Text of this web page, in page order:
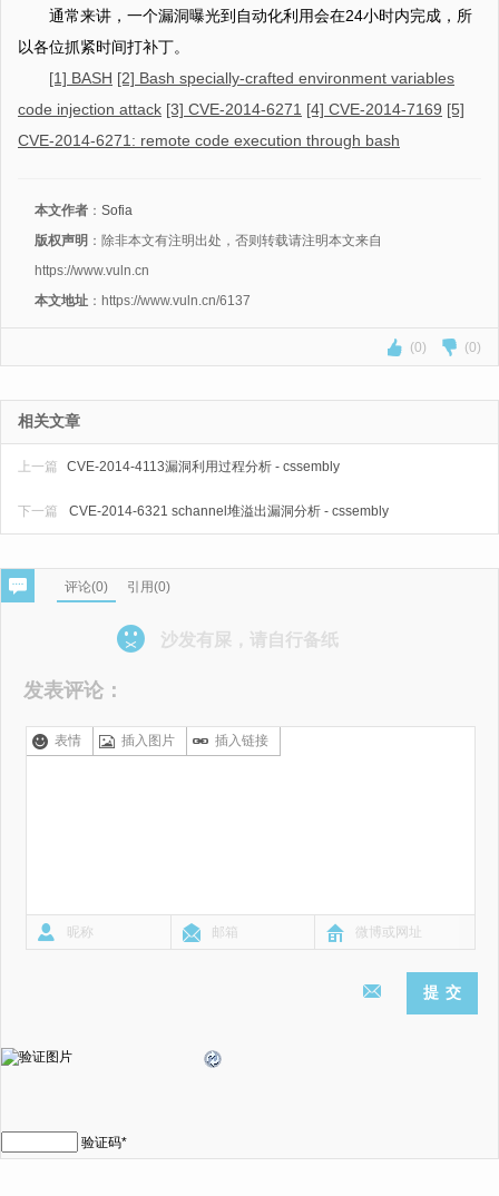
通常来讲，一个漏洞曝光到自动化利用会在24小时内完成，所
以各位抓紧时间打补丁。
[1] BASH [2] Bash specially-crafted environment variables
code injection attack [3] CVE-2014-6271 [4] CVE-2014-7169 [5]
CVE-2014-6271: remote code execution through bash
本文作者 ： Sofia
版权声明 ：除非本文有注明出处，否则转载请注明本文来自
https://www.vuln.cn
本文地址 ：https://www.vuln.cn/6137
(0) (0)
相关文章
上一篇 CVE-2014-4113漏洞利用过程分析 - cssembly
CVE-2014-6321 schannel堆溢出漏洞分析 - cssembly
下一篇
评论(0) 引用(0)
沙发有屎，请自行备纸
发表评论：
表情 插入图片 插入链接
验证码*